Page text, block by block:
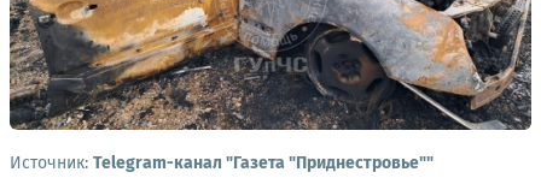
Источник: Telegram-канал "Газета "Приднестровье""